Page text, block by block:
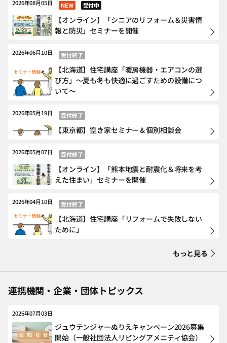
2026年08月05日 NEW 受付中
【オンライン】「シニアのリフォーム＆災害情
報と防災」セミナーを開催
2026年06月10日 受付終了
【北海道】住宅講座「暖房機器・エアコンの選
び方」～夏も冬も快適に過ごすための設備につ
いて～
2026年05月19日 受付終了
【東京都】空き家セミナー＆個別相談会
2026年05月07日 受付終了
【オンライン】「熊本地震と耐震化＆将来を考
えた住まい」セミナーを開催
2026年04月10日 受付終了
【北海道】住宅講座「リフォームで失敗しない
ために」
もっと見る
連携機関・企業・団体トピックス
2026年07月03日
ジュウテンジャーぬりえキャンペーン2026募集
開始（一般社団法人リビングアメニティ協会）